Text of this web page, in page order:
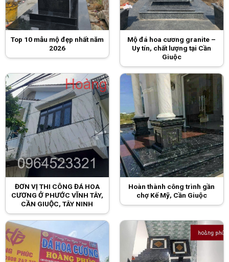
Top 10 mẫu mộ đẹp nhất năm
2026
Mộ đá hoa cương granite –
Uy tín, chất lượng tại Cần
Giuộc
ĐƠN VỊ THI CÔNG ĐÁ HOA
CƯƠNG Ở PHƯỚC VĨNH TÂY,
CẦN GIUỘC, TÂY NINH
Hoàn thành công trình gần
chợ Kế Mỹ, Cần Giuộc